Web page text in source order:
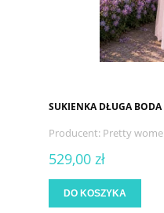
SUKIENKA DŁUGA
Producent: Pretty
529,00 zł
DO KOSZYKA